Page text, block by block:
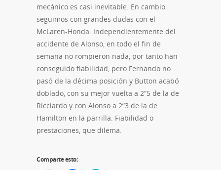
mecánico es casi inevitable. En cambio
seguimos con grandes dudas con el
McLaren-Honda. Independientemente del
accidente de Alonso, en todo el fin de
semana no rompieron nada, por tanto han
conseguido fiabilidad, pero Fernando no
pasó de la décima posición y Button acabó
doblado, con su mejor vuelta a 2”5 de la de
Ricciardo y con Alonso a 2”3 de la de
Hamilton en la parrilla. Fiabilidad o
prestaciones, que dilema.
Comparte esto: